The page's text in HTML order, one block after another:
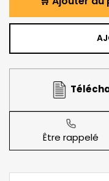
Être rappelé